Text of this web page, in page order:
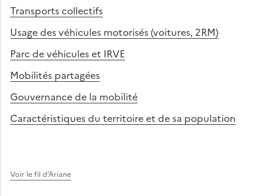
Transports collectifs
Usage des véhicules motorisés (voitures, 2RM)
Parc de véhicules et IRVE
Mobilités partagées
Gouvernance de la mobilité
Caractéristiques du territoire et de sa population
Voir le fil d’Ariane